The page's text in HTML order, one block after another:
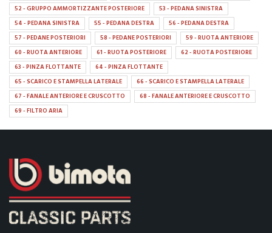
52 - GRUPPO AMMORTIZZANTE POSTERIORE
53 - PEDANA SINISTRA
54 - PEDANA SINISTRA
55 - PEDANA DESTRA
56 - PEDANA DESTRA
57 - PEDANE POSTERIORI
58 - PEDANE POSTERIORI
59 - RUOTA ANTERIORE
60 - RUOTA ANTERIORE
61 - RUOTA POSTERIORE
62 - RUOTA POSTERIORE
63 - PINZA FLOTTANTE
64 - PINZA FLOTTANTE
65 - SCARICO E STAMPELLA LATERALE
66 - SCARICO E STAMPELLA LATERALE
67 - FANALE ANTERIORE E CRUSCOTTO
68 - FANALE ANTERIORE E CRUSCOTTO
69 - FILTRO ARIA